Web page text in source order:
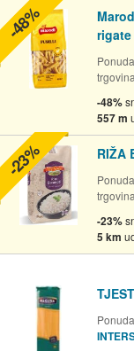
rigate
-48%
557 m
-48%
RIŽA
-23%
5 km
-23%